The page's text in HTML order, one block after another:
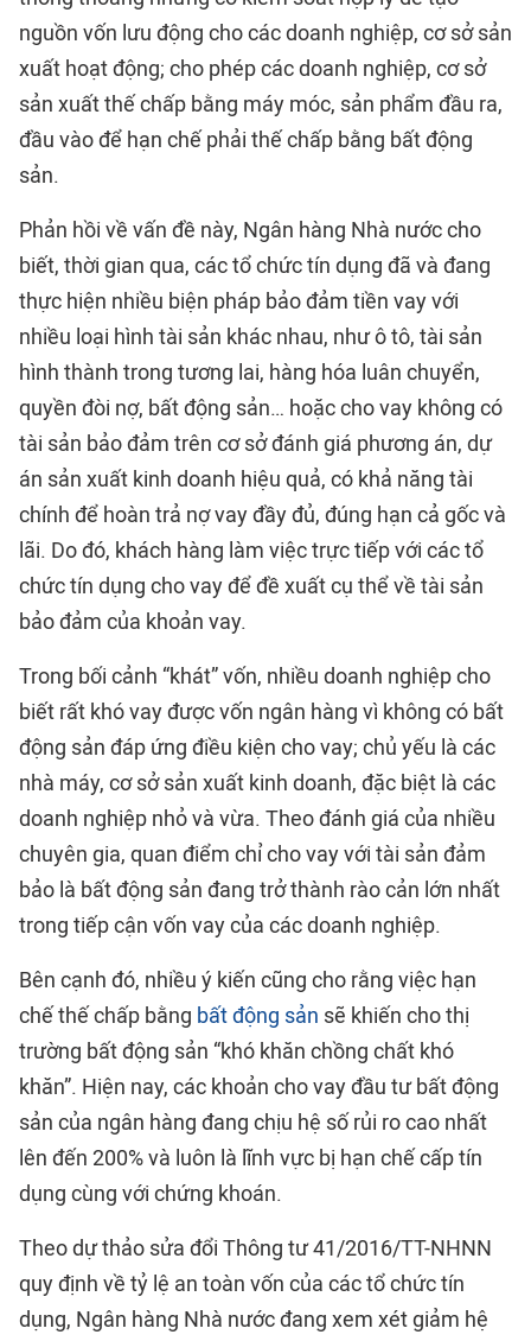
nguồn vốn lưu động cho các doanh nghiệp, cơ sở sản
xuất hoạt động; cho phép các doanh nghiệp, cơ sở
sản xuất thế chấp bằng máy móc, sản phẩm đầu ra,
đầu vào để hạn chế phải thế chấp bằng bất động
sản.
Phản hồi về vấn đề này, Ngân hàng Nhà nước cho
biết, thời gian qua, các tổ chức tín dụng đã và đang
thực hiện nhiều biện pháp bảo đảm tiền vay với
nhiều loại hình tài sản khác nhau, như ô tô, tài sản
hình thành trong tương lai, hàng hóa luân chuyển,
quyền đòi nợ, bất động sản… hoặc cho vay không có
tài sản bảo đảm trên cơ sở đánh giá phương án, dự
án sản xuất kinh doanh hiệu quả, có khả năng tài
chính để hoàn trả nợ vay đầy đủ, đúng hạn cả gốc và
lãi. Do đó, khách hàng làm việc trực tiếp với các tổ
chức tín dụng cho vay để đề xuất cụ thể về tài sản
bảo đảm của khoản vay.
Trong bối cảnh “khát” vốn, nhiều doanh nghiệp cho
biết rất khó vay được vốn ngân hàng vì không có bất
động sản đáp ứng điều kiện cho vay; chủ yếu là các
nhà máy, cơ sở sản xuất kinh doanh, đặc biệt là các
doanh nghiệp nhỏ và vừa. Theo đánh giá của nhiều
chuyên gia, quan điểm chỉ cho vay với tài sản đảm
bảo là bất động sản đang trở thành rào cản lớn nhất
trong tiếp cận vốn vay của các doanh nghiệp.
Bên cạnh đó, nhiều ý kiến cũng cho rằng việc hạn
chế thế chấp bằng bất động sản sẽ khiến cho thị
trường bất động sản “khó khăn chồng chất khó
khăn”. Hiện nay, các khoản cho vay đầu tư bất động
sản của ngân hàng đang chịu hệ số rủi ro cao nhất
lên đến 200% và luôn là lĩnh vực bị hạn chế cấp tín
dụng cùng với chứng khoán.
Theo dự thảo sửa đổi Thông tư 41/2016/TT-NHNN
quy định về tỷ lệ an toàn vốn của các tổ chức tín
dụng, Ngân hàng Nhà nước đang xem xét giảm hệ